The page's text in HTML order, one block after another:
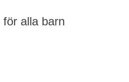
för alla barn